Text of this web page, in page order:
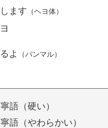
ます （ヘヨ体）
よ （パンマル）
語（硬い）
（やわらかい）